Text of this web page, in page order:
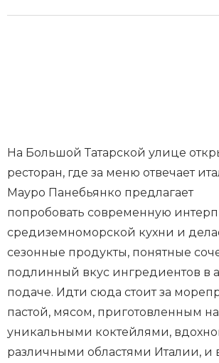
На Большой Татарской улице
ресторан, где за меню отвечает
Мауро Панебьянко предлагает
попробовать современную
средиземноморской кухни и
сезонные продукты, понятные
подлинный вкус ингредиентов в
подаче. Идти сюда стоит за
пастой, мясом, приготовленным на
уникальными коктейлями,
различными областями Италии, и